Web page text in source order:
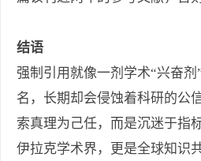
结语
强制引用就像一剂学术“兴奋
名，长期却会侵蚀着科研的公
索真理为己任，而是沉迷于指
伊拉克学术界，更是全球知识